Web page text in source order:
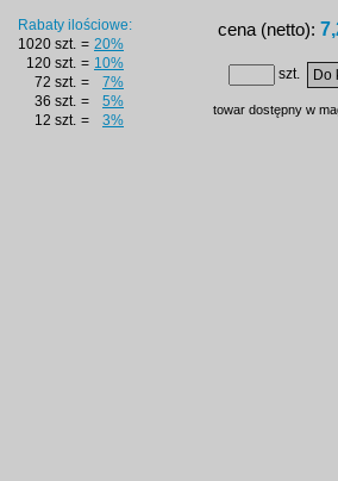
Rabaty ilościowe:
1020 szt. = 20%
120 szt. = 10%
72 szt. =
7%
36 szt. =
5%
12 szt. = 3%
cena (netto):
szt.
towar dostępny w